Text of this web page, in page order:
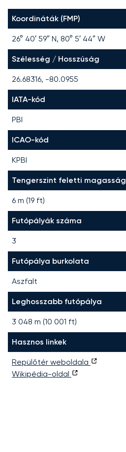
Koordináták (FMP)
26° 40′ 59″ N, 80° 5′ 44″ W
Szélesség / Hosszúság
26.68316, -80.0955
IATA-kód
PBI
ICAO-kód
KPBI
Tengerszint feletti magasság
6 m (19 ft)
Futópályák száma
3
Futópálya burkolata
Aszfalt
Leghosszabb futópálya
3 048 m (10 001 ft)
Hasznos linkek
Repülőtér weboldala
Wikipédia-oldal